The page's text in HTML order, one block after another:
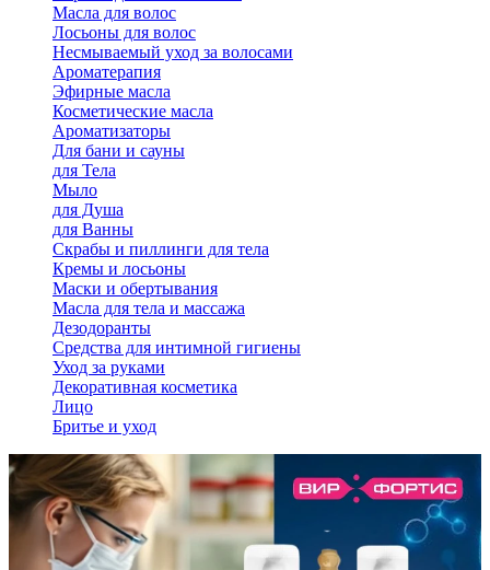
Масла для волос
Лосьоны для волос
Несмываемый уход за волосами
Ароматерапия
Эфирные масла
Косметические масла
Ароматизаторы
Для бани и сауны
для Тела
Мыло
для Душа
для Ванны
Скрабы и пиллинги для тела
Кремы и лосьоны
Маски и обертывания
Масла для тела и массажа
Дезодоранты
Средства для интимной гигиены
Уход за руками
Декоративная косметика
Лицо
Бритье и уход